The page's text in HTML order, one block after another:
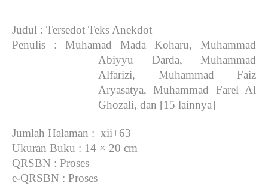
Judul : Tersedot Teks Anekdot
Penulis
: Muhamad Mada Koharu, Muhammad
Abiyyu Darda, Muhammad
Alfarizi, Muhammad Faiz
Aryasatya, Muhammad Farel Al
Ghozali, dan [15 lainnya]
Jumlah Halaman : xii+63
Ukuran Buku : 14 × 20 cm
QRSBN : Proses
e-QRSBN : Proses